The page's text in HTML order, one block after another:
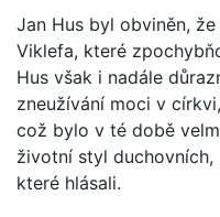
Jan Hus byl obviněn,
Viklefa, které
Hus však i nadále
zneužívání moci v
což bylo v té době
životní styl
které hlásali.